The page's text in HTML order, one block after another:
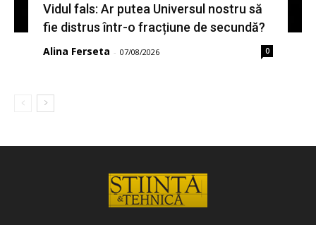
Vidul fals: Ar putea Universul nostru să
fie distrus într-o fracțiune de secundă?
Alina Ferseta - 07/08/2026 0